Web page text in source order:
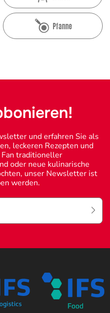
Pfanne
und erfahren Sie als
leckeren Rezepten und
Fan traditioneller
oder neue kulinarische
unser Newsletter ist
werden.